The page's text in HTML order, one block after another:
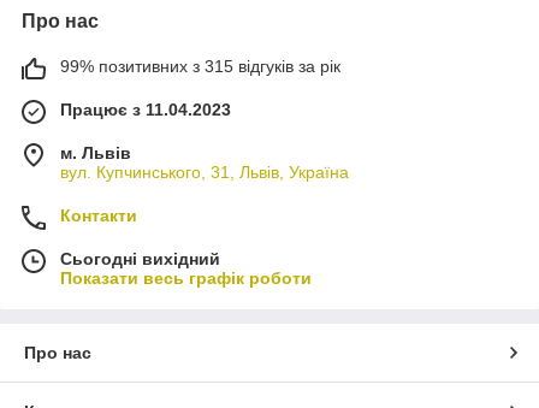
Про нас
99% позитивних з 315 відгуків за рік
Працює з 11.04.2023
м. Львів
вул. Купчинського, 31, Львів, Україна
Контакти
Сьогодні вихідний
Показати весь графік роботи
Про нас